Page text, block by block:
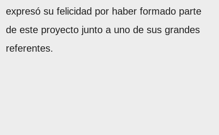
expresó su felicidad por haber formado parte
de este proyecto junto a uno de sus grandes
referentes.